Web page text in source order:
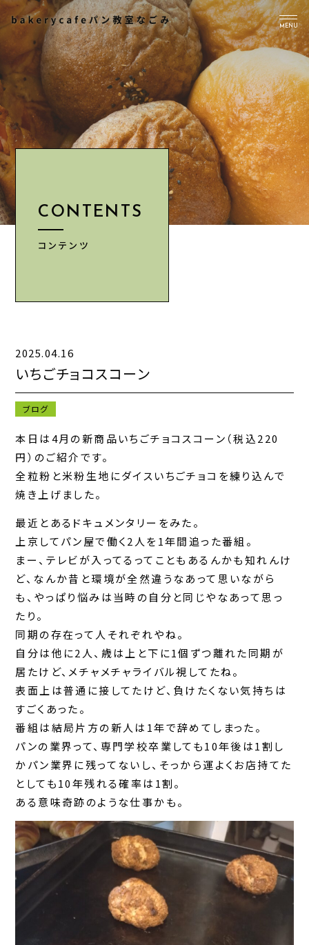
MENU
TOP
PICK UP
ABOUT US
Instagram
CONTENTS
NEWS
CONTACT
お知らせ一覧
CONTENTS
コンテンツ
2025.04.16
いちごチョコスコーン
ブログ
本日は4月の新商品いちごチョコスコーン（税込220
円）のご紹介です。
全粒粉と米粉生地にダイスいちごチョコを練り込んで
焼き上げました。
最近とあるドキュメンタリーをみた。
上京してパン屋で働く2人を1年間追った番組。
まー、テレビが入ってるってこともあるんかも知れんけ
ど、なんか昔と環境が全然違うなあって思いながら
も、やっぱり悩みは当時の自分と同じやなあって思っ
たり。
同期の存在って人それぞれやね。
自分は他に2人、歳は上と下に1個ずつ離れた同期が
居たけど、メチャメチャライバル視してたね。
表面上は普通に接してたけど、負けたくない気持ちは
すごくあった。
番組は結局片方の新人は1年で辞めてしまった。
パンの業界って、専門学校卒業しても10年後は1割し
かパン業界に残ってないし、そっから運よくお店持てた
としても10年残れる確率は1割。
ある意味奇跡のような仕事かも。